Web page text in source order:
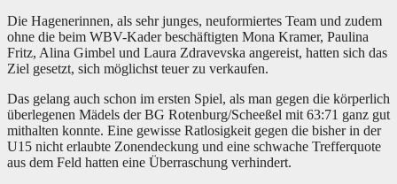
Die Hagenerinnen, als sehr junges, neuformiertes Team und zudem
ohne die beim WBV-Kader beschäftigten Mona Kramer, Paulina
Fritz, Alina Gimbel und Laura Zdravevska angereist, hatten sich das
Ziel gesetzt, sich möglichst teuer zu verkaufen.
Das gelang auch schon im ersten Spiel, als man gegen die körperlich
überlegenen Mädels der BG Rotenburg/Scheeßel mit 63:71 ganz gut
mithalten konnte. Eine gewisse Ratlosigkeit gegen die bisher in der
U15 nicht erlaubte Zonendeckung und eine schwache Trefferquote
aus dem Feld hatten eine Überraschung verhindert.